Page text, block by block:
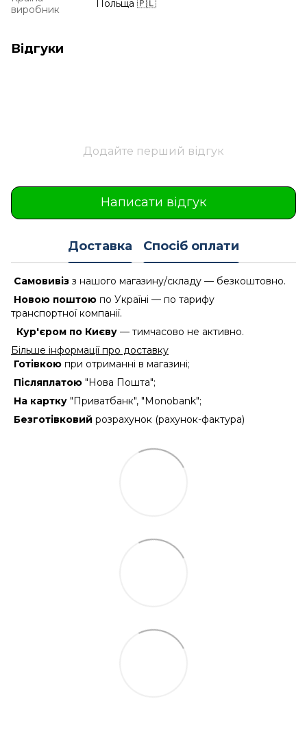
виробник
Польща 🇵🇱
Відгуки
Додайте перший відгук
Написати відгук
Доставка Спосіб оплати
Самовивіз з нашого магазину/складу — безкоштовно.
Новою поштою по Україні — по тарифу
транспортної компанії.
Кур'єром по Києву — тимчасово не активно.
Більше інформації про доставку
Готівкою при отриманні в магазині;
Післяплатою "Нова Пошта";
На картку "Приватбанк", "Monobank";
Безготівковий розрахунок (рахунок-фактура)